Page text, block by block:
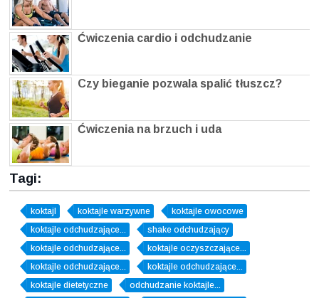
Ćwiczenia cardio i odchudzanie
Czy bieganie pozwala spalić tłuszcz?
Ćwiczenia na brzuch i uda
Tagi:
koktajl koktajle warzywne
koktajle owocowe
koktajle odchudzające...
shake odchudzający
koktajle odchudzające...
koktajle oczyszczające...
koktajle odchudzające...
koktajle odchudzające...
koktajle dietetyczne
odchudzanie koktajle...